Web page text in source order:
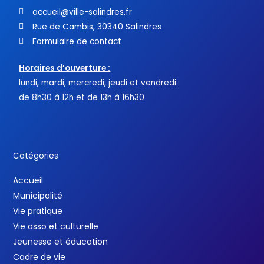
accueil@ville-salindres.fr
Rue de Cambis, 30340 Salindres
Formulaire de contact
Horaires d’ouverture :
lundi, mardi, mercredi, jeudi et vendredi
de 8h30 à 12h et de 13h à 16h30
Catégories
Accueil
Municipalité
Vie pratique
Vie asso et culturelle
Jeunesse et éducation
Cadre de vie